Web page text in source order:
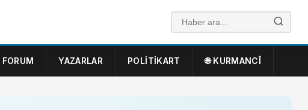
FORUM YAZARLAR POLITIKART 🌐 KURMANCÎ